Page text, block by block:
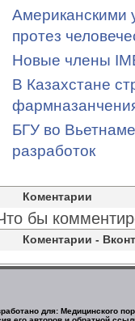
Американскими
протез
Новые члены
В Казахстане
БГУ во
разработок
Коментарии
бы
Коментарии -
для: Медицинского